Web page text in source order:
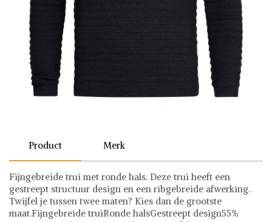
Product Merk
Fijngebreide trui met ronde hals. Deze trui heeft een
gestreept structuur design en een ribgebreide afwerking.
Twijfel je tussen twee maten? Kies dan de grootste
maat.Fijngebreide truiRonde halsGestreept design55%